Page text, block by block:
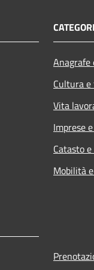
Cultura
Vita
Imprese
Catasto
Mobilità